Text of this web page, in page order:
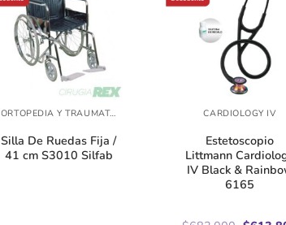
ORTOPEDIA Y TRAUMATOLOGÍA
Silla De Ruedas Fija /
41 cm S3010 Silfab
CARDIOLOGY IV
Estetoscopio
Littmann
IV Black &
6165